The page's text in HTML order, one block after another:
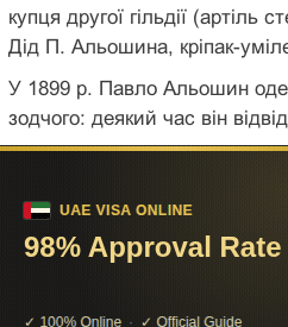
купця другої гільдії
Дід П. Альошина, кріпак-
У 1899 р. Павло Альошин
зодчого: деякий час він